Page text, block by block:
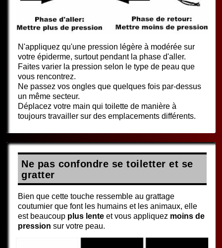
N'appliquez qu'une pression légère à modérée sur
votre épiderme, surtout pendant la phase d'aller.
Faites varier la pression selon le type de peau que
vous rencontrez.
Ne passez vos ongles que quelques fois par-dessus
un même secteur.
Déplacez votre main qui toilette de manière à
toujours travailler sur des emplacements différents.
Ne pas confondre se toiletter et se
gratter
Bien que cette touche ressemble au grattage
coutumier que font les humains et les animaux, elle
est beaucoup plus lente et vous appliquez moins de
pression sur votre peau.